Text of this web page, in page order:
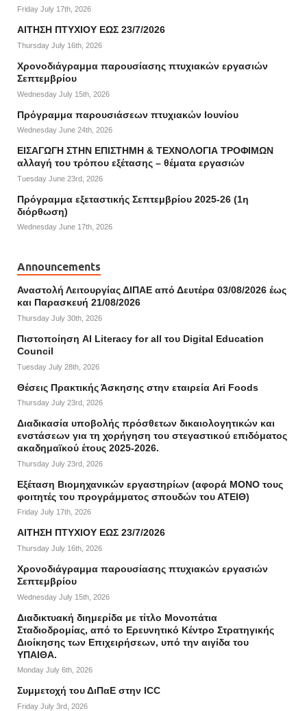
Friday July 17th, 2026
ΑΙΤΗΣΗ ΠΤΥΧΙΟΥ ΕΩΣ 23/7/2026
Thursday July 16th, 2026
Χρονοδιάγραμμα παρουσίασης πτυχιακών εργασιών
Σεπτεμβρίου
Wednesday July 15th, 2026
Πρόγραμμα παρουσιάσεων πτυχιακών Ιουνίου
Wednesday June 24th, 2026
ΕΙΣΑΓΩΓΗ ΣΤΗΝ ΕΠΙΣΤΗΜΗ & ΤΕΧΝΟΛΟΓΙΑ ΤΡΟΦΙΜΩΝ
αλλαγή του τρόπου εξέτασης – θέματα εργασιών
Tuesday June 23rd, 2026
Πρόγραμμα εξεταστικής Σεπτεμβρίου 2025-26 (1η
διόρθωση)
Wednesday June 17th, 2026
Announcements
Αναστολή Λειτουργίας ΔΙΠΑΕ από Δευτέρα 03/08/2026 έως
και Παρασκευή 21/08/2026
Thursday July 30th, 2026
Πιστοποίηση AI Literacy for all του Digital Education
Council
Tuesday July 28th, 2026
Θέσεις Πρακτικής Άσκησης στην εταιρεία Ari Foods
Thursday July 23rd, 2026
Διαδικασία υποβολής πρόσθετων δικαιολογητικών και
ενστάσεων για τη χορήγηση του στεγαστικού επιδόματος
ακαδημαϊκού έτους 2025-2026.
Thursday July 23rd, 2026
Εξέταση Βιομηχανικών εργαστηρίων (αφορά ΜΟΝΟ τους
φοιτητές του προγράμματος σπουδών του ΑΤΕΙΘ)
Friday July 17th, 2026
ΑΙΤΗΣΗ ΠΤΥΧΙΟΥ ΕΩΣ 23/7/2026
Thursday July 16th, 2026
Χρονοδιάγραμμα παρουσίασης πτυχιακών εργασιών
Σεπτεμβρίου
Wednesday July 15th, 2026
Διαδικτυακή διημερίδα με τίτλο Μονοπάτια
Σταδιοδρομίας, από το Ερευνητικό Κέντρο Στρατηγικής
Διοίκησης των Επιχειρήσεων, υπό την αιγίδα του
ΥΠΑΙΘΑ.
Monday July 6th, 2026
Συμμετοχή του ΔιΠαΕ στην ICC
Friday July 3rd, 2026